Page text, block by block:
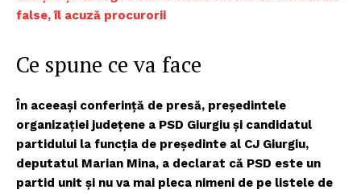
false, îl acuză procurorii
Ce spune ce va face
În aceeaşi conferinţă de presă, preşedintele
organizaţiei judeţene a PSD Giurgiu şi candidatul
partidului la funcţia de preşedinte al CJ Giurgiu,
deputatul Marian Mina, a declarat că PSD este un
partid unit şi nu va mai pleca nimeni de pe listele de